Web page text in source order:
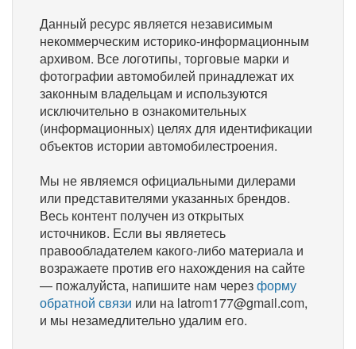
Данный ресурс является независимым
некоммерческим историко-информационным
архивом. Все логотипы, торговые марки и
фотографии автомобилей принадлежат их
законным владельцам и используются
исключительно в ознакомительных
(информационных) целях для идентификации
объектов истории автомобилестроения.
Мы не являемся официальными дилерами
или представителями указанных брендов.
Весь контент получен из открытых
источников. Если вы являетесь
правообладателем какого-либо материала и
возражаете против его нахождения на сайте
— пожалуйста, напишите нам черезформу
обратной связи или на latrom177@gmail.com,
и мы незамедлительно удалим его.